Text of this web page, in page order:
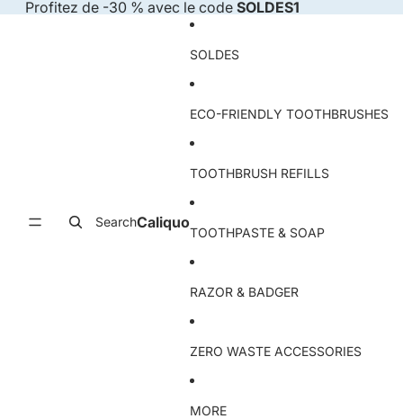
Profitez de -30 % avec le code SOLDES1
SearchCaliquo
SOLDES
ECO-FRIENDLY TOOTHBRUSHES
TOOTHBRUSH REFILLS
TOOTHPASTE & SOAP
RAZOR & BADGER
ZERO WASTE ACCESSORIES
MORE